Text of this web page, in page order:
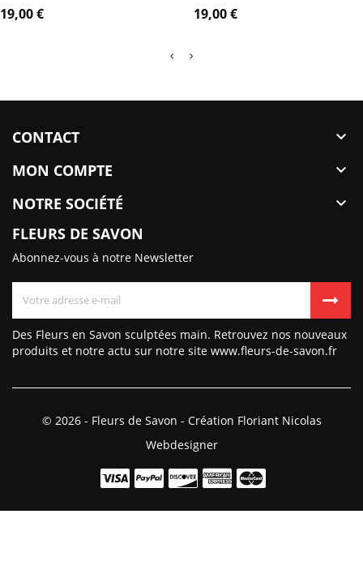
Prix
19,00 € Prix
19,00 €
CONTACT

MON COMPTE

NOTRE SOCIÉTÉ

FLEURS DE SAVON
Abonnez-vous à notre Newsletter
Des Fleurs en Savon sculptées main. Retrouvez nos nouveaux
produits et notre actu sur notre site www.fleurs-de-savon.fr
© 2026 - Fleurs de Savon - Création Floriant Nicolas
Webdesigner